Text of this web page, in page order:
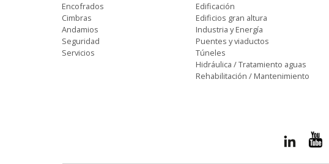
Encofrados
Cimbras
Andamios
Seguridad
Servicios
Edificación
Edificios gran altura
Industria y Energía
Puentes y viaductos
Túneles
Hidráulica / Tratamiento aguas
Rehabilitación / Mantenimiento